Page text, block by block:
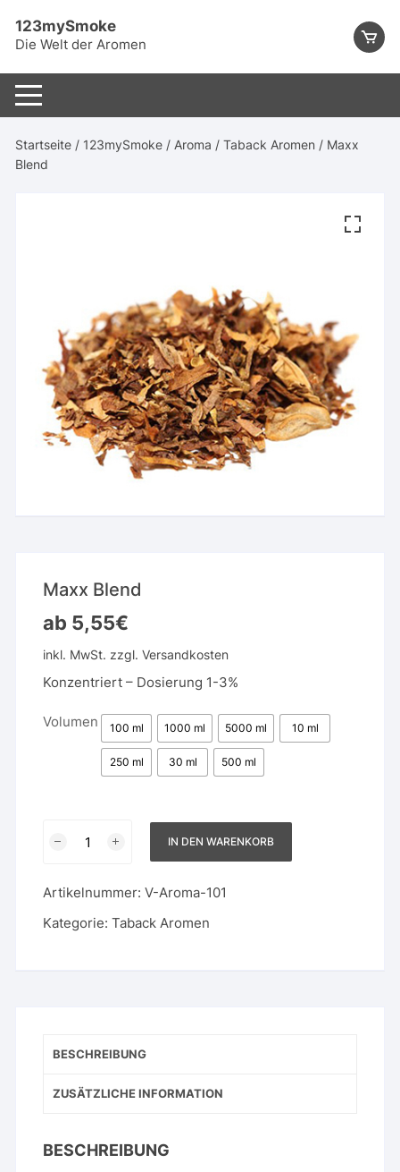
content
123mySmoke
Die Welt der Aromen
Startseite / 123mySmoke / Aroma /Taback Aromen / Maxx
Blend
Maxx Blend
ab 5,55€
inkl. MwSt. zzgl.Versandkosten
Konzentriert – Dosierung 1-3%
Volumen 100 ml 1000 ml 5000 ml 10 ml
250 ml 30 ml 500 ml
IN DEN WARENKORB
Artikelnummer:V-Aroma-101
Kategorie:Taback Aromen
BESCHREIBUNG
ZUSÄTZLICHE INFORMATION
BESCHREIBUNG